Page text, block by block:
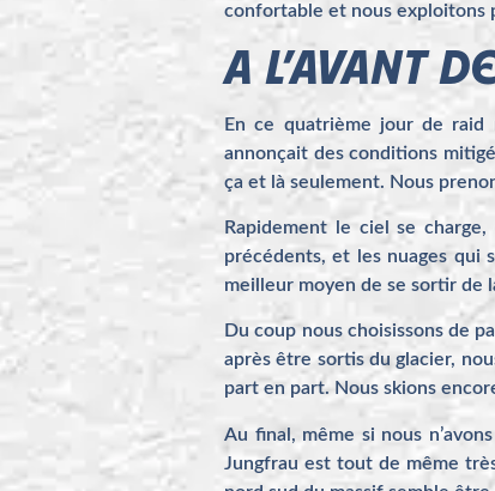
confortable et nous exploitons
A L’AVANT
En ce quatrième jour de raid
annonçait des conditions
ça et là seulement. Nous
Rapidement le ciel se
précédents, et les nuages qui
meilleur moyen de se sortir de
Du coup nous choisissons de
après être sortis du glacier,
part en part. Nous skions
Au final, même si nous
Jungfrau est tout de même